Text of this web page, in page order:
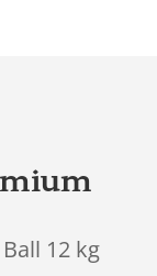
12 kg